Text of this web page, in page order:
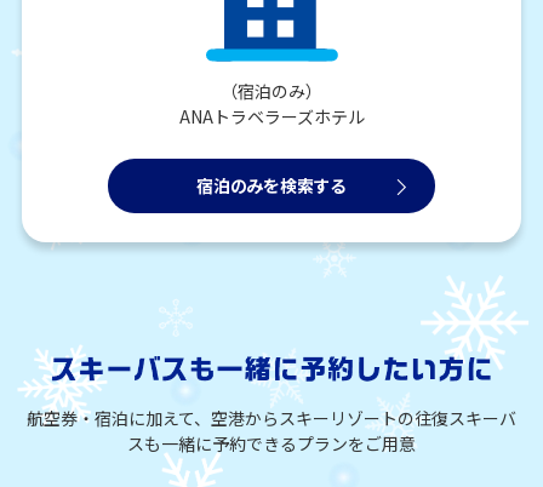
（宿泊のみ）
ANAトラベラーズホテル
宿泊のみを検索する
航空券・宿泊に加えて、空港からスキーリゾートの往復スキーバ
スも一緒に予約できるプランをご用意